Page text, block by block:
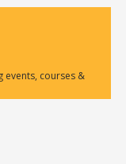
events, courses &